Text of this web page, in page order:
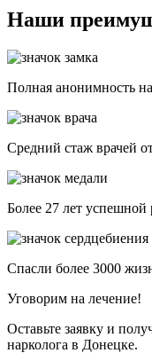
Наши
Полная анонимность
Средний стаж врачей
Более 27 лет успешной
Спасли более 3000
Уговорим на лечение!
Оставьте заявку и
нарколога в Донецке.